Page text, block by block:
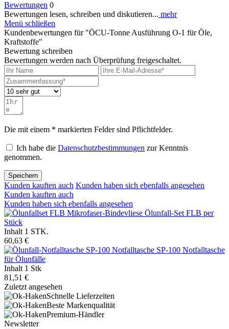
Bewertungen 0
Bewertungen lesen, schreiben und diskutieren... mehr
Menü schließen
Kundenbewertungen für "ÖCU-Tonne Ausführung O-1 für Öle,
Kraftstoffe"
Bewertung schreiben
Bewertungen werden nach Überprüfung freigeschaltet.
Die mit einem * markierten Felder sind Pflichtfelder.
Ich habe die Datenschutzbestimmungen zur Kenntnis
genommen.
Speichern
Kunden kauften auch Kunden haben sich ebenfalls angesehen
Kunden kauften auch
Kunden haben sich ebenfalls angesehen
Ölunfall-Set FLB per
Stück
Inhalt 1 STK.
60,63 €
Notfalltasche SP-100 Notfalltasche
für Ölunfälle
Inhalt 1 Stk
81,51 €
Zuletzt angesehen
Schnelle Lieferzeiten
Beste Markenqualität
Premium-Händler
Newsletter